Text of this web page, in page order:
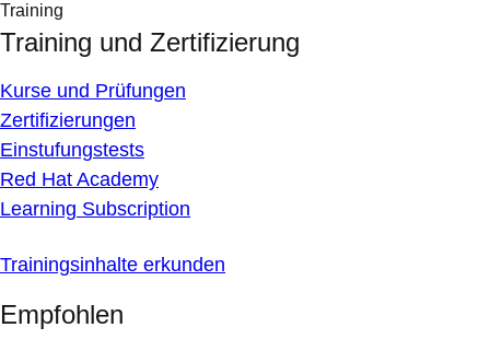
Training
Training und Zertifizierung
Kurse und Prüfungen
Zertifizierungen
Einstufungstests
Red Hat Academy
Learning Subscription
Trainingsinhalte erkunden
Empfohlen